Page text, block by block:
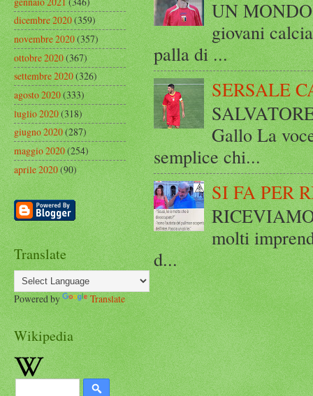
UN
giovani
palla di ...
SERSALE
Gallo La
semplice chi...
SI FA PER
molti
d...
dicembre 2020(359)
novembre 2020(357)
ottobre 2020(367)
settembre 2020(326)
agosto 2020(333)
luglio 2020(318)
giugno 2020(287)
maggio 2020(254)
aprile 2020(90)
Translate
Powered by Translate
Wikipedia